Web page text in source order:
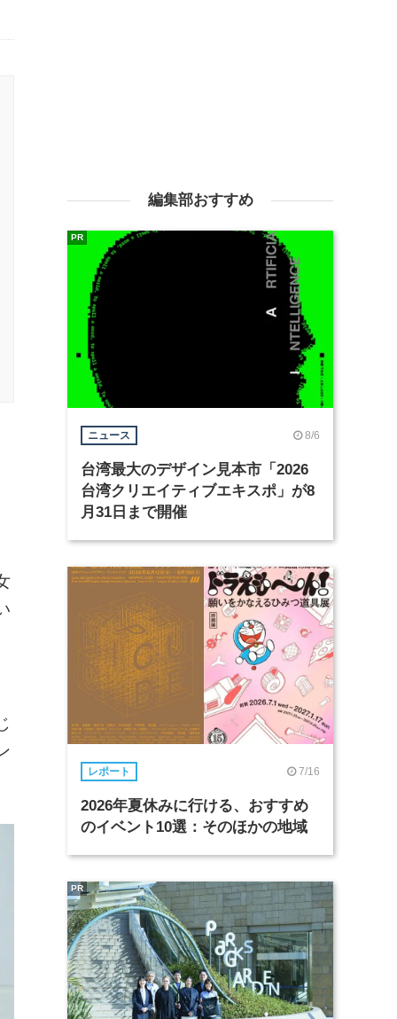
編集部おすすめ
ニュース 8/6
台湾最大のデザイン見本市「2026
台湾クリエイティブエキスポ」が8
月31日まで開催
PR
レポート 7/16
2026年夏休みに行ける、おすすめ
のイベント10選：そのほかの地域
PR